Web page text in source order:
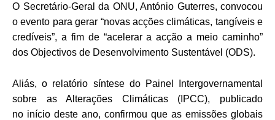
O Secretário-Geral da ONU, António Guterres, convocou
o evento para gerar “novas acções climáticas, tangíveis e
credíveis”, a fim de “acelerar a acção a meio caminho”
dos Objectivos de Desenvolvimento Sustentável (ODS).
Aliás, o relatório síntese do Painel Intergovernamental
sobre as Alterações Climáticas (IPCC), publicado
no início deste ano, confirmou que as emissões globais